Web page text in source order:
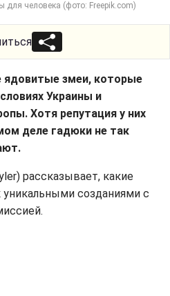
для человека (фото: Freepik.com)
ядовитые змеи, которые
Украины и
Хотя репутация у них
деле гадюки не так
рассказывает, какие
созданиями с